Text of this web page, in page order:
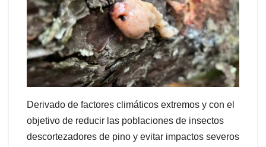
Derivado de factores climáticos extremos y con el
objetivo de reducir las poblaciones de insectos
descortezadores de pino y evitar impactos severos